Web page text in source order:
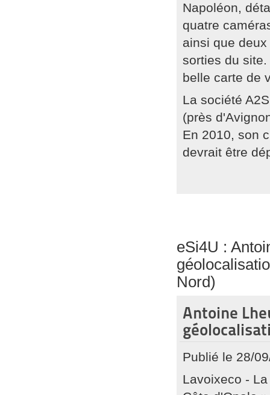
Napoléon,
quatre
ainsi que
sorties du
belle carte de
La société
(près
En 2010, son
devrait être
eSi4U :
Nord)
Antoine
Publié le 28/
Lavoixeco -